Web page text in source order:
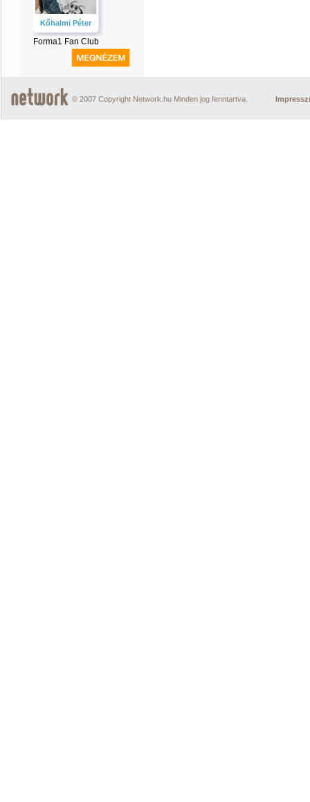
Kőhalmi Péter
Forma1 Fan Club
© 2007 Copyright Network.hu Minden jog fenntartva.